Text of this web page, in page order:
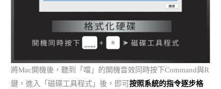
將Mac開機後，聽到「噹」的開機音效同時按下Command與R
鍵，進入「磁碟工具程式」後，即可按照系統的指令逐步格